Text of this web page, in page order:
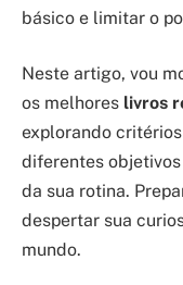
básico e limitar o
Neste artigo, vou
os melhores livros
explorando
diferentes
da sua rotina.
despertar sua
mundo.